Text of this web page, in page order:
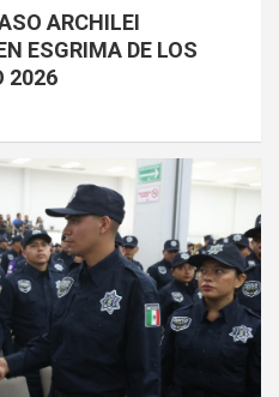
ARCHILEI
ESGRIMA DE LOS
2026